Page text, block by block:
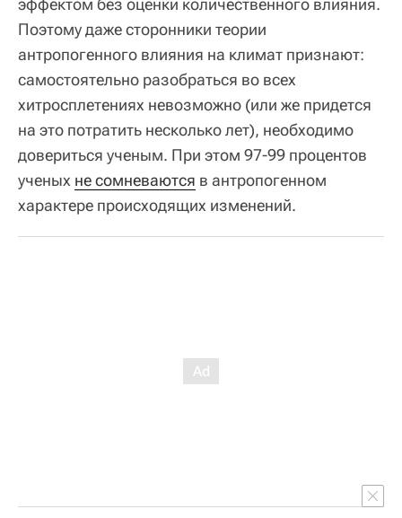
Поэтому даже сторонники теории
антропогенного влияния на климат признают:
самостоятельно разобраться во всех
хитросплетениях невозможно (или же придется
на это потратить несколько лет), необходимо
довериться ученым. При этом 97-99 процентов
ученых не сомневаются в антропогенном
характере происходящих изменений.